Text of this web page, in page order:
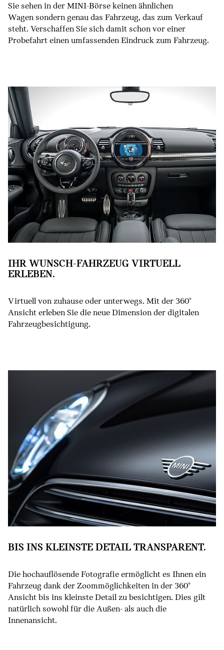
Sie sehen in der MINI-Börse keinen ähnlichen
Wagen sondern genau das Fahrzeug, das zum Verkauf
steht. Verschaffen Sie sich damit schon vor einer
Probefahrt einen umfassenden Eindruck zum Fahrzeug.
IHR WUNSCH-FAHRZEUG VIRTUELL
ERLEBEN.
Virtuell von zuhause oder unterwegs. Mit der 360°
Ansicht erleben Sie die neue Dimension der digitalen
Fahrzeugbesichtigung.
BIS INS KLEINSTE DETAIL TRANSPARENT.
Die hochauflösende Fotografie ermöglicht es Ihnen ein
Fahrzeug dank der Zoommöglichkeiten in der 360°
Ansicht bis ins kleinste Detail zu besichtigen. Dies gilt
natürlich sowohl für die Außen- als auch die
Innenansicht.